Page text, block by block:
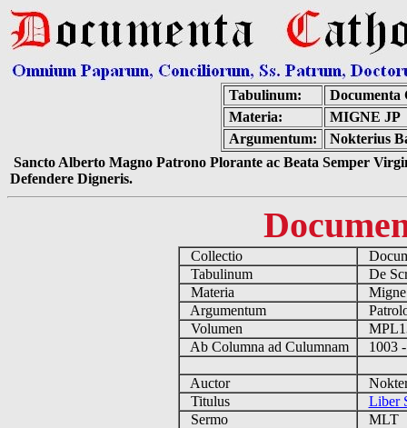
Tabulinum:
Documenta
Materia:
MIGNE JP
Argumentum:
Nokterius
Sancto Alberto Magno Patrono Plorante ac Beata Semper
Defendere Digneris.
Collectio
Tabulinum
De
Materia
Argumentum
Volumen
Ab Columna ad Culumnam
1003
Auctor
Titulus
Liber
Sermo
MLT